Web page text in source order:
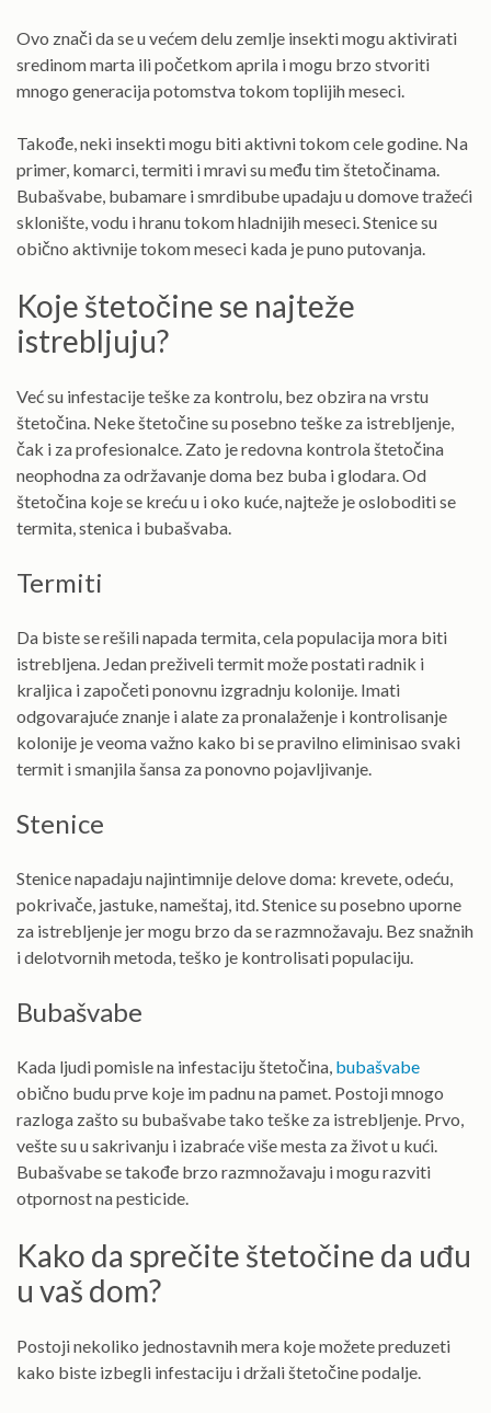
Ovo znači da se u većem delu zemlje insekti mogu aktivirati
sredinom marta ili početkom aprila i mogu brzo stvoriti
mnogo generacija potomstva tokom toplijih meseci.
Takođe, neki insekti mogu biti aktivni tokom cele godine. Na
primer, komarci, termiti i mravi su među tim štetočinama.
Bubašvabe, bubamare i smrdibube upadaju u domove tražeći
sklonište, vodu i hranu tokom hladnijih meseci. Stenice su
obično aktivnije tokom meseci kada je puno putovanja.
Koje štetočine se najteže
istrebljuju?
Već su infestacije teške za kontrolu, bez obzira na vrstu
štetočina. Neke štetočine su posebno teške za istrebljenje,
čak i za profesionalce. Zato je redovna kontrola štetočina
neophodna za održavanje doma bez buba i glodara. Od
štetočina koje se kreću u i oko kuće, najteže je osloboditi se
termita, stenica i bubašvaba.
Termiti
Da biste se rešili napada termita, cela populacija mora biti
istrebljena. Jedan preživeli termit može postati radnik i
kraljica i započeti ponovnu izgradnju kolonije. Imati
odgovarajuće znanje i alate za pronalaženje i kontrolisanje
kolonije je veoma važno kako bi se pravilno eliminisao svaki
termit i smanjila šansa za ponovno pojavljivanje.
Stenice
Stenice napadaju najintimnije delove doma: krevete, odeću,
pokrivače, jastuke, nameštaj, itd. Stenice su posebno uporne
za istrebljenje jer mogu brzo da se razmnožavaju. Bez snažnih
i delotvornih metoda, teško je kontrolisati populaciju.
Bubašvabe
Kada ljudi pomisle na infestaciju štetočina, bubašvabe
obično budu prve koje im padnu na pamet. Postoji mnogo
razloga zašto su bubašvabe tako teške za istrebljenje. Prvo,
vešte su u sakrivanju i izabraće više mesta za život u kući.
Bubašvabe se takođe brzo razmnožavaju i mogu razviti
otpornost na pesticide.
Kako da sprečite štetočine da uđu
u vaš dom?
Postoji nekoliko jednostavnih mera koje možete preduzeti
kako biste izbegli infestaciju i držali štetočine podalje.